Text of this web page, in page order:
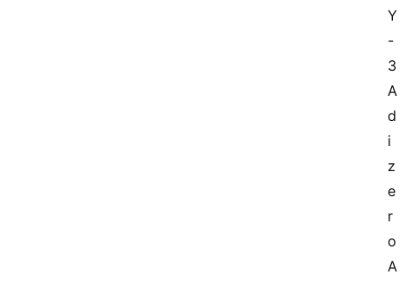
Y
-
3
A
d
i
z
e
r
o
A